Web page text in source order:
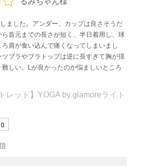
ました。アンダー、カップは良さそうだ
ら首元までの長さが短く、半日着用し、球
肩が食い込んで痛くなってしまいまし
ツブラやブラトップは逆に長すぎて胸が揺
しい。Lが良かったのか悩ましいところ
レット】YOGA by glamoreライト
0